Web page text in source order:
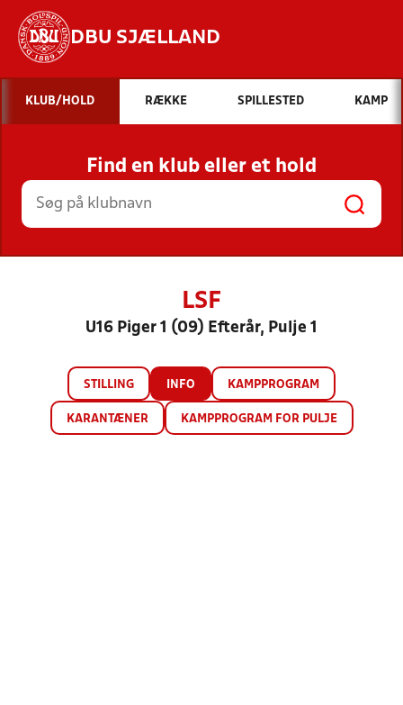
DBU SJÆLLAND
Hvad vil du søge efter?
INDHOLD OG NYHEDER
STILLINGER, RESULTATER, KLUBBER OG
HOLD
KLUB/HOLD RÆKKE SPILLESTED KAMP
Find en klub eller et hold
LSF
U16 Piger 1 (09) Efterår, Pulje 1
STILLING INFO KAMPPROGRAM
KARANTÆNER KAMPPROGRAM FOR PULJE